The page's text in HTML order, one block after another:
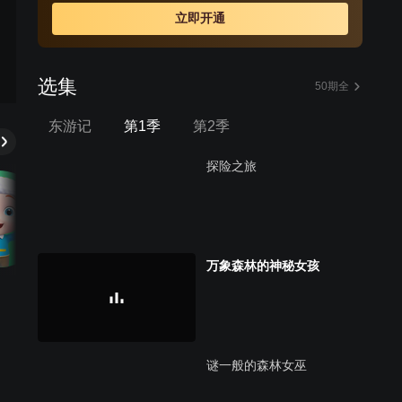
立即开通
选集 50期全
东游记 第1季 第2季
探险之旅
万象森林的神秘女孩
谜一般的森林女巫